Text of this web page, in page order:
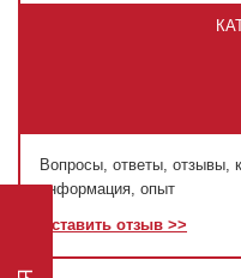
Вопросы, ответы, отзывы,
информация, опыт
Оставить отзыв >>